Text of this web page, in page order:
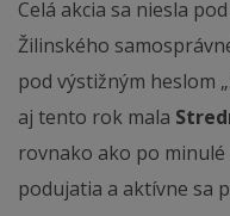
Celá akcia sa niesla
Žilinského
pod výstižným heslom
aj tento rok mala
rovnako ako po
podujatia a aktívne sa